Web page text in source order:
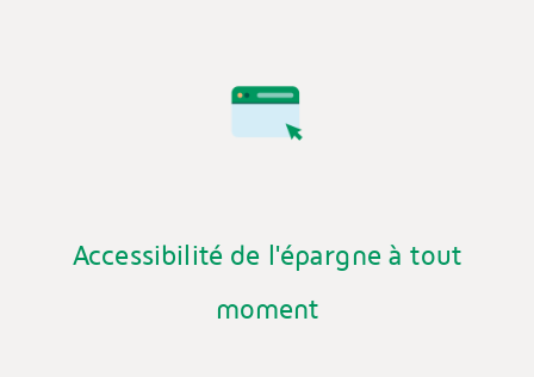
Accessibilité de l'épargne à tout
moment